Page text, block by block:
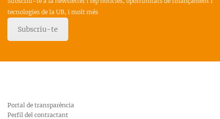
tecnologies de la UB, i molt més
Subscriu-te
Portal de transparència
Perfil del contractant